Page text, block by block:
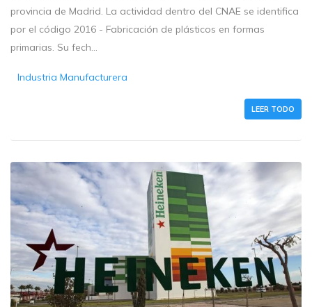
provincia de Madrid. La actividad dentro del CNAE se identifica
por el código 2016 - Fabricación de plásticos en formas
primarias. Su fech...
Industria Manufacturera
LEER TODO